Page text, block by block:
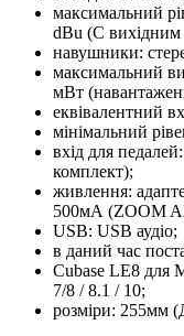
максимальний
dBu (С вихідним
навушники:
максимальний
мВт
еквівалентний
мінімальний
вхід для
комплект);
живлення:
500мА (ZOOM
USB: USB аудіо;
в даний час
Cubase LE8 для
7/8 / 8.1 / 10;
розміри: 255мм